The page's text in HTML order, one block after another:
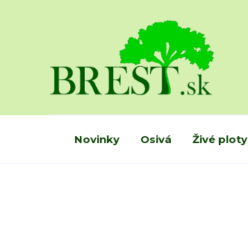
Novinky Osivá Živé ploty